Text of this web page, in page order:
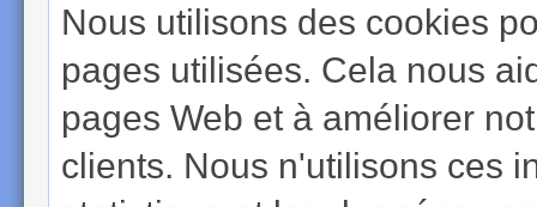
Nous utilisons des cookies
pages utilisées. Cela nous
pages Web et à améliorer
clients. Nous n'utilisons ces